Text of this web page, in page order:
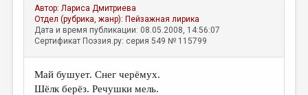
АВТОРЫ
КОММЕНТАРИИ
ЛИТСАЛОН
НОВОСТИ
Автор:Лариса Дмитриева
Отдел (рубрика, жанр): Пейзажная лирика
Дата и время публикации: 08.05.2008, 14:56:07
Сертификат Поэзия.ру: серия 549 № 115799
Май бушует. Снег черёмух.
Шёлк берёз. Речушки мель.